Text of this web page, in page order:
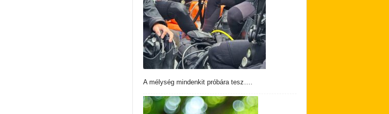
A mélység mindenkit próbára tesz….